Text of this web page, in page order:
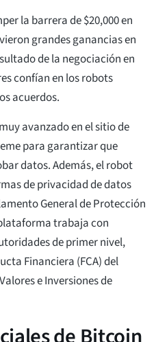
la barrera de $20,000 en
grandes ganancias en
de la negociación en
confían en los robots
acuerdos.
avanzado en el sitio de
para garantizar que
datos. Además, el robot
de privacidad de datos
General de Protección
trabaja con
de primer nivel,
Financiera (FCA) del
e Inversiones de